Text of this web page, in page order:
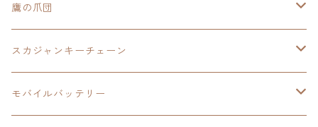
スカジャンキーチェーン
スカジャン
シャツ
イースⅧ
モバイルバッテリー
手帳型スマホカバー
東亰ザナドゥ
閃の軌跡Ⅲ
鷹の爪団
モバイルバッテリー
手帳型スマホカバー
スカジャンキーチェーン
ウルトラマンシリーズ
モバイルバッテリー